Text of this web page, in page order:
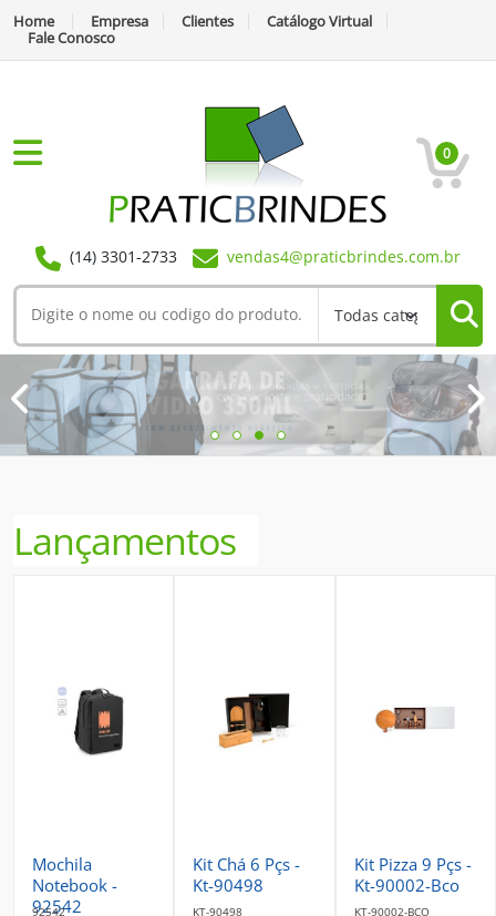
Home Empresa Clientes
Catálogo Virtual
Fale Conosco
0
(14) 3301-2733 vendas4@praticbrindes.com.br
Previous Next
Lançamentos
Mochila
Notebook -
92542
92542
Kit Chá 6 Pçs -
Kt-90498
KT-90498
Kit Pizza 9 Pçs -
Kt-90002-Bco
KT-90002-BCO